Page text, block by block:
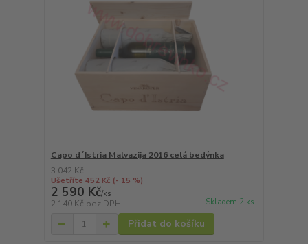
Capo d´Istria Malvazija 2016 celá bedýnka
3 042 Kč
Ušetříte 452 Kč (- 15 %)
2 590 Kč/ks
2 140 Kč bez DPH Skladem 2 ks
Přidat do košíku